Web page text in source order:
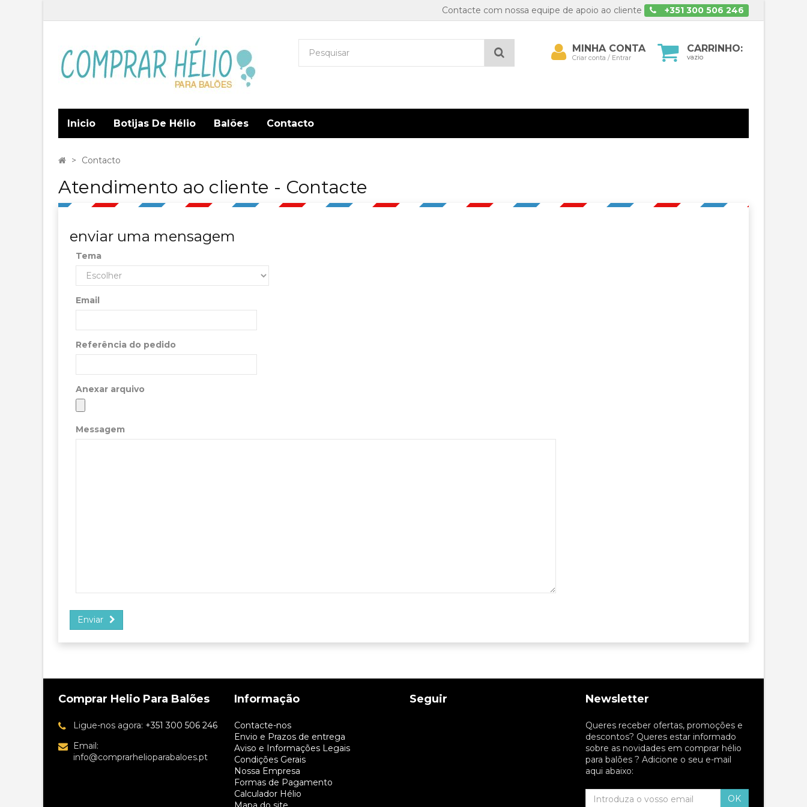
Contacte com nossa equipe de apoio ao cliente +351 300 506 246
CARRINHO:
vazio
Pesquisar
Minha
conta
MINHA CONTA
Criar conta / Entrar
Inicio Botijas De Hélio Balões Contacto
> Contacto
Atendimento ao cliente - Contacte
enviar uma mensagem
Tema
Email
Referência do pedido
Anexar arquivo
Messagem
Enviar
Comprar Helio Para Balões
Ligue-nos agora: +351 300 506 246
Email:
info@comprarhelioparabaloes.pt
Informação
Contacte-nos
Envio e Prazos de entrega
Aviso e Informações Legais
Condições Gerais
Nossa Empresa
Formas de Pagamento
Calculador Hélio
Seguir Newsletter
Queres receber ofertas, promoções e
descontos? Queres estar informado
sobre as novidades em comprar hélio
para balões ? Adicione o seu e-mail
aqui abaixo:
OK